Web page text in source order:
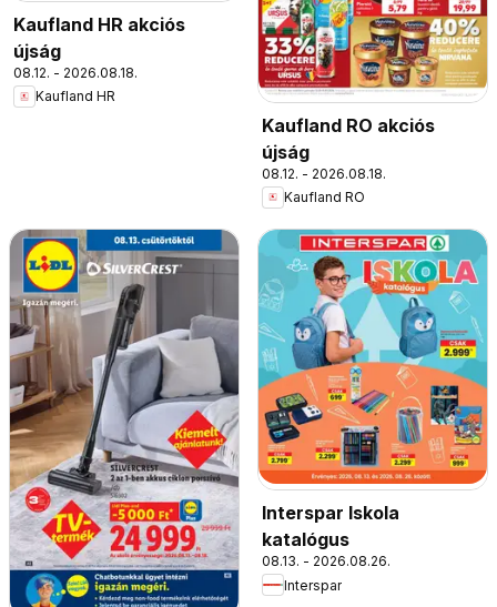
Kaufland HR akciós
újság
08.12. - 2026.08.18.
Kaufland HR
Kaufland RO akciós
újság
08.12. - 2026.08.18.
Kaufland RO
Interspar Iskola
katalógus
08.13. - 2026.08.26.
Interspar